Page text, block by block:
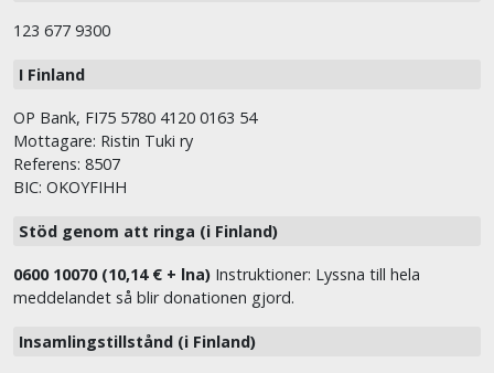
123 677 9300
I Finland
OP Bank, FI75 5780 4120 0163 54
Mottagare: Ristin Tuki ry
Referens: 8507
BIC: OKOYFIHH
Stöd genom att ringa (i Finland)
0600 10070 (10,14 € + lna) Instruktioner: Lyssna till hela
meddelandet så blir donationen gjord.
Insamlingstillstånd (i Finland)